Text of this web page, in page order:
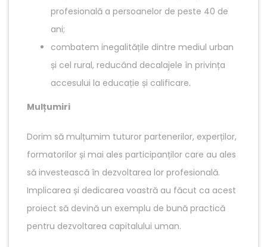
profesională a persoanelor de peste 40 de
ani;
combatem inegalitățile dintre mediul urban
și cel rural, reducând decalajele în privința
accesului la educație și calificare.
Mulțumiri
Dorim să mulțumim tuturor partenerilor, experților,
formatorilor și mai ales participanților care au ales
să investească în dezvoltarea lor profesională.
Implicarea și dedicarea voastră au făcut ca acest
proiect să devină un exemplu de bună practică
pentru dezvoltarea capitalului uman.